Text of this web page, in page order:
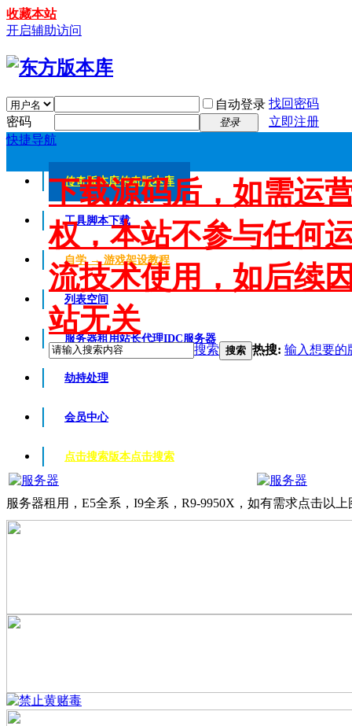
收藏本站
开启辅助访问
自动登录 找回密码
密码
登录
立即注册
快捷导航
传奇版本库传奇版本库
工具脚本下载
自学 → 游戏架设教程
列表空间
服务器租用站长代理IDC服务器
劫持处理
会员中心
点击搜索版本点击搜索
下载源码后，如需运
权，本站不参与任何
流技术使用，如后续
站无关
搜索 搜索 热搜: 输入想要的
服务器租用，E5全系，I9全系，R9-9950X，如有需求点击以